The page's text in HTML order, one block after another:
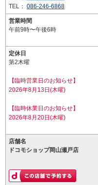
TEL： 086-246-6868
営業時間
午前9時〜午後6時
定休日
第2木曜
【臨時営業日のお知らせ】
2026年8月13日(木曜)
【臨時休業日のお知らせ】
2026年8月20日(木曜)
店舗名
ドコモショップ岡山瀬戸店